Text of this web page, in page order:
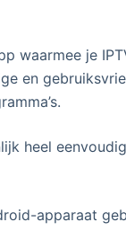
waarmee je
en
heel
apparaat